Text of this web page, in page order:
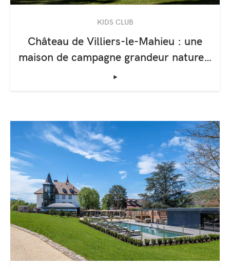
KIDS CLUB
Château de Villiers-le-Mahieu : une
maison de campagne grandeur nature…
‣